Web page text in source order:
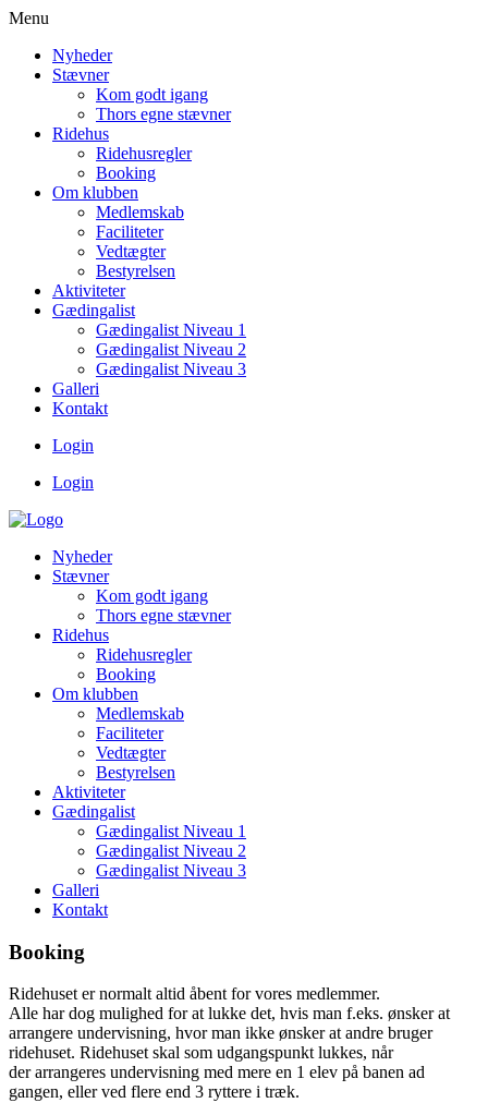
Menu
Nyheder
Stævner
Kom godt igang
Thors egne stævner
Ridehus
Ridehusregler
Booking
Om klubben
Medlemskab
Faciliteter
Vedtægter
Bestyrelsen
Aktiviteter
Gædingalist
Gædingalist Niveau 1
Gædingalist Niveau 2
Gædingalist Niveau 3
Galleri
Kontakt
Login
Login
Nyheder
Stævner
Kom godt igang
Thors egne stævner
Ridehus
Ridehusregler
Booking
Om klubben
Medlemskab
Faciliteter
Vedtægter
Bestyrelsen
Aktiviteter
Gædingalist
Gædingalist Niveau 1
Gædingalist Niveau 2
Gædingalist Niveau 3
Galleri
Kontakt
Booking
Ridehuset er normalt altid åbent for vores medlemmer.
Alle har dog mulighed for at lukke det, hvis man f.eks. ønsker at
arrangere undervisning, hvor man ikke ønsker at andre bruger
ridehuset. Ridehuset skal som udgangspunkt lukkes, når
der arrangeres undervisning med mere en 1 elev på banen ad
gangen, eller ved flere end 3 ryttere i træk.